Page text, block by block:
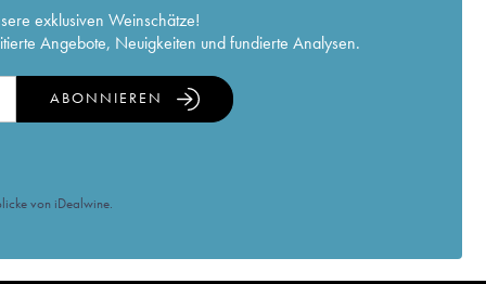
exklusiven Weinschätze!
Angebote, Neuigkeiten und fundierte Analysen.
ABONNIEREN
von iDealwine.